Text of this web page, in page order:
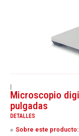
|
Microscopio
pulgadas
DETALLES
Sobre este producto: